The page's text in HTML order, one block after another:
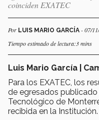
coinciden EXATEC
Por LUIS MARIO GARCÍA - 07/
Tiempo estimado de lectura:3 mins
Luis Mario García |
Para los EXATEC, los
de egresados
Tecnológico de
recibida en la Institución.